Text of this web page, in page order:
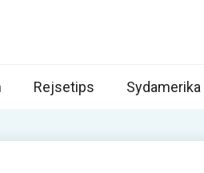
Rejsetips Sydamerika